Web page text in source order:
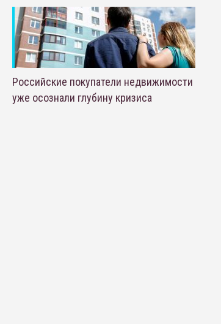
Российские покупатели недвижимости
уже осознали глубину кризиса